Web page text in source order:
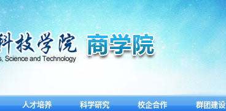
人才培养 科学研究 校企合作 群团建设